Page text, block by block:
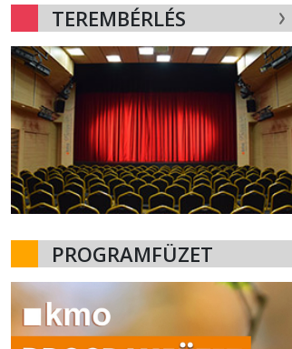
TEREMBÉRLÉS
PROGRAMFÜZET